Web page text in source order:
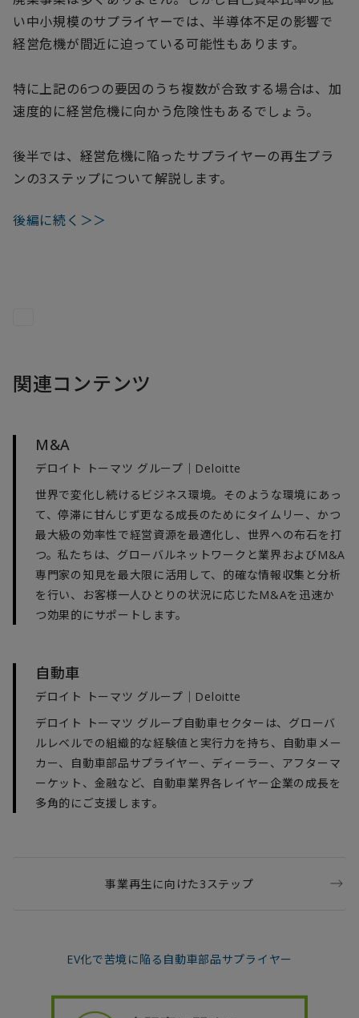
い中小規模のサプライヤーでは、半導体不足の影響で
経営危機が間近に迫っている可能性もあります。
特に上記の6つの要因のうち複数が合致する場合は、加
速度的に経営危機に向かう危険性もあるでしょう。
後半では、経営危機に陥ったサプライヤーの再生プラ
ンの3ステップについて解説します。
後編に続く＞＞
関連コンテンツ
M&A
デロイト トーマツ グループ｜Deloitte
世界で変化し続けるビジネス環境。そのような環境にあっ
て、停滞に甘んじず更なる成長のためにタイムリー、かつ
最大級の効率性で経営資源を最適化し、世界への布石を打
つ。私たちは、グローバルネットワークと業界およびM&A
専門家の知見を最大限に活用して、的確な情報収集と分析
を行い、お客様一人ひとりの状況に応じたM&Aを迅速か
つ効果的にサポートします。
自動車
デロイト トーマツ グループ｜Deloitte
デロイト トーマツ グループ自動車セクターは、グローバ
ルレベルでの組織的な経験値と実行力を持ち、自動車メー
カー、自動車部品サプライヤー、ディーラー、アフターマ
ーケット、金融など、自動車業界各レイヤー企業の成長を
多角的にご支援します。
事業再生に向けた3ステップ
EV化で苦境に陥る自動車部品サプライヤー